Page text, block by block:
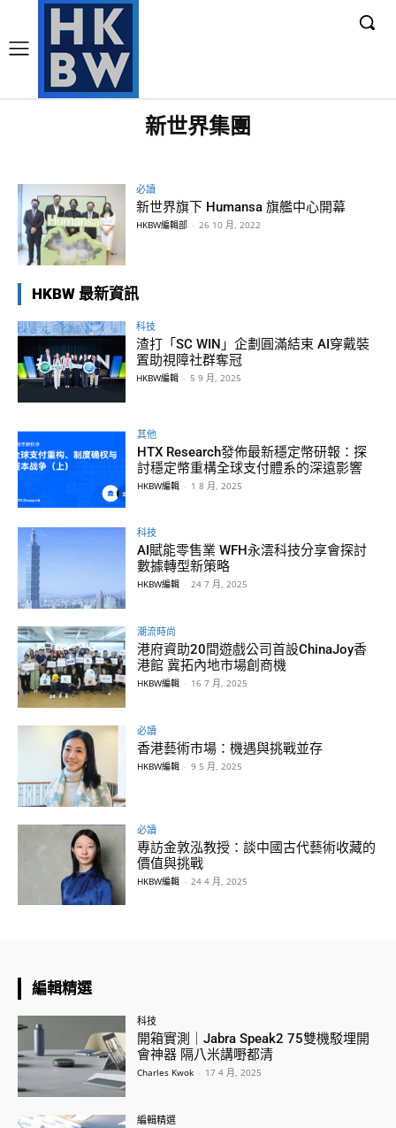
新世界集團
必讀
新世界旗下 Humansa 旗艦中心開幕
HKBW編輯部 - 26 10 月, 2022
HKBW 最新資訊
科技
渣打「SC WIN」企劃圓滿結束 AI穿戴裝
置助視障社群奪冠
HKBW編輯 - 5 9 月, 2025
其他
HTX Research發佈最新穩定幣研報：探
討穩定幣重構全球支付體系的深遠影響
HKBW編輯 - 1 8 月, 2025
科技
AI賦能零售業 WFH永澐科技分享會探討
數據轉型新策略
HKBW編輯 - 24 7 月, 2025
潮流時尚
港府資助20間遊戲公司首設ChinaJoy香
港館 冀拓內地市場創商機
HKBW編輯 - 16 7 月, 2025
必讀
香港藝術市場：機遇與挑戰並存
HKBW編輯 - 9 5 月, 2025
必讀
專訪金敦泓教授：談中國古代藝術收藏的
價值與挑戰
HKBW編輯 - 24 4 月, 2025
編輯精選
科技
開箱實測｜Jabra Speak2 75雙機駁埋開
會神器 隔八米講嘢都清
Charles Kwok - 17 4 月, 2025
編輯精選